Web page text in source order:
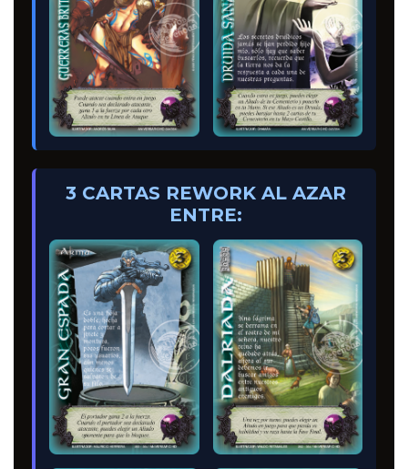
3 CARTAS REWORK AL AZAR
ENTRE: